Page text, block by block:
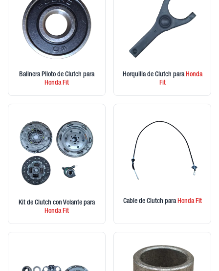
Balinera Piloto de Clutch para
HondaFit
Horquilla de Clutch paraHonda
Fit
Kit de Clutch con Volante para
HondaFit
Cable de Clutch paraHondaFit